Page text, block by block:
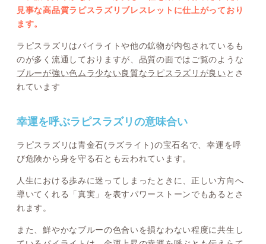
見事な高品質ラピスラズリブレスレットに仕上がっており
ます。
ラピスラズリはパイライトや他の鉱物が内包されているも
のが多く流通しておりますが、品質の面ではご覧のような
ブルーが強い色ムラ少ない良質なラピスラズリが良い とさ
れています
幸運を呼ぶラピスラズリの意味合い
ラピスラズリは青金石(ラズライト)の宝石名で、幸運を呼
び危険から身を守る石とも云われています。
人生における歩みに迷ってしまったときに、正しい方向へ
導いてくれる「真実」を表すパワーストーンでもあるとさ
れます。
また、鮮やかなブルーの色合いを損なわない程度に共生し